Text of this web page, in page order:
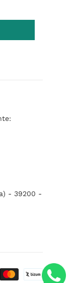
- 39200 -
Métodos